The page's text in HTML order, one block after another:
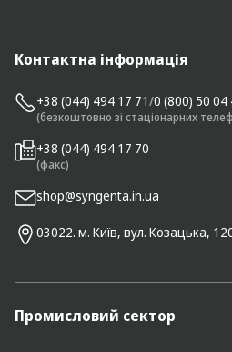
Контактна інформація
+38 (044) 494 17 71/0 (800) 50 04
(безкоштовно зі стаціонарних
+38 (044) 494 17 70
(факс)
shop@syngenta.in.ua
03022. м. Київ, вул. Козацька,
Промисловий сектор